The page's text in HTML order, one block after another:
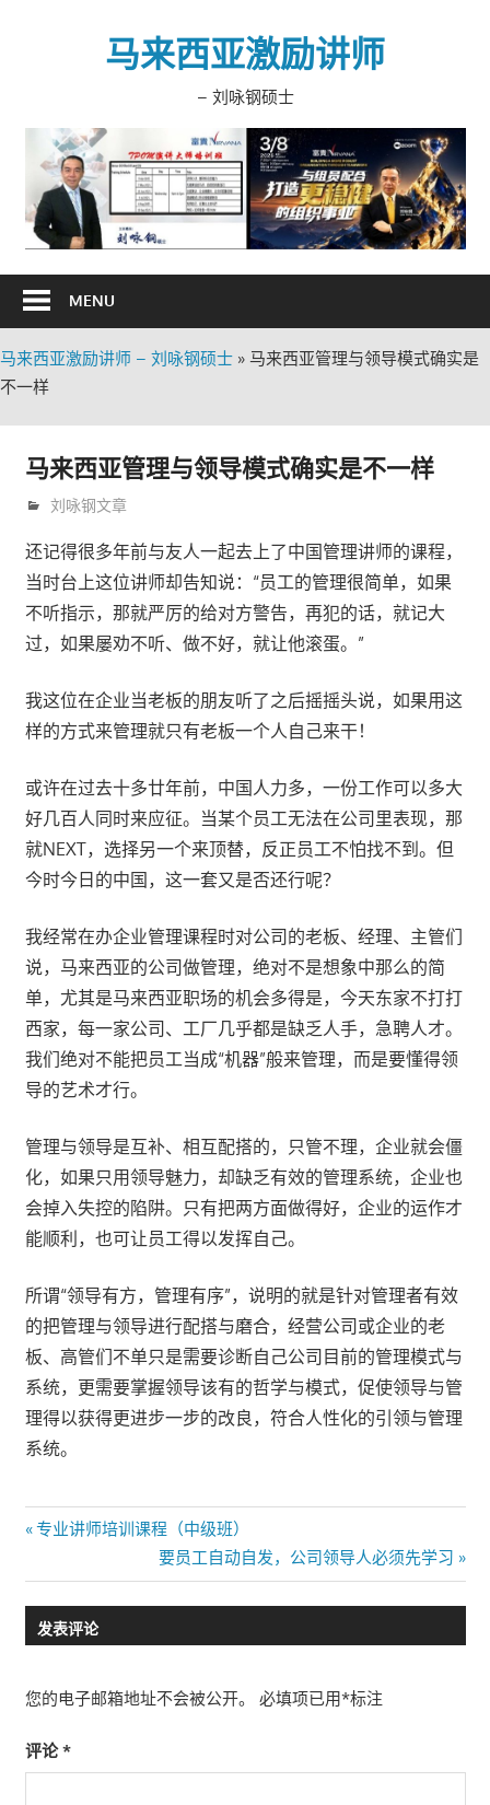
马来西亚激励讲师
– 刘咏钢硕士
MENU
马来西亚激励讲师 – 刘咏钢硕士 » 马来西亚管理与领导模式确实是
不一样
马来西亚管理与领导模式确实是不一样
8月 2, 2024
trainer
刘咏钢文章
还记得很多年前与友人一起去上了中国管理讲师的课程，
当时台上这位讲师却告知说：“员工的管理很简单，如果
不听指示，那就严厉的给对方警告，再犯的话，就记大
过，如果屡劝不听、做不好，就让他滚蛋。”
我这位在企业当老板的朋友听了之后摇摇头说，如果用这
样的方式来管理就只有老板一个人自己来干！
或许在过去十多廿年前，中国人力多，一份工作可以多大
好几百人同时来应征。当某个员工无法在公司里表现，那
就NEXT，选择另一个来顶替，反正员工不怕找不到。但
今时今日的中国，这一套又是否还行呢？
我经常在办企业管理课程时对公司的老板、经理、主管们
说，马来西亚的公司做管理，绝对不是想象中那么的简
单，尤其是马来西亚职场的机会多得是，今天东家不打打
西家，每一家公司、工厂几乎都是缺乏人手，急聘人才。
我们绝对不能把员工当成“机器”般来管理，而是要懂得领
导的艺术才行。
管理与领导是互补、相互配搭的，只管不理，企业就会僵
化，如果只用领导魅力，却缺乏有效的管理系统，企业也
会掉入失控的陷阱。只有把两方面做得好，企业的运作才
能顺利，也可让员工得以发挥自己。
所谓“领导有方，管理有序”，说明的就是针对管理者有效
的把管理与领导进行配搭与磨合，经营公司或企业的老
板、高管们不单只是需要诊断自己公司目前的管理模式与
系统，更需要掌握领导该有的哲学与模式，促使领导与管
理得以获得更进步一步的改良，符合人性化的引领与管理
系统。
文
章
导
Previous
专业讲师培训课程（中级班）
Next
Post:
要员工自动自发，公司领导人必须先学习
发表评论
您的电子邮箱地址不会被公开。 必填项已用*标注
评论*